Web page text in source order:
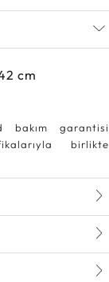
cm
bakım garantisi
birlikte